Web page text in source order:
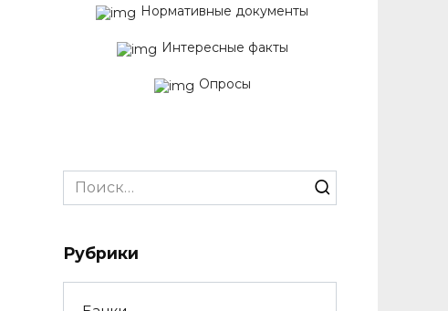
Нормативные документы
Интересные факты
Опросы
Search
for:
Рубрики